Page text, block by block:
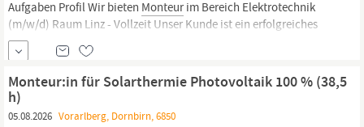
Aufgaben Profil Wir bieten Monteurim Bereich Elektrotechnik
(m/w/d) Raum Linz - Vollzeit Unser Kunde ist ein erfolgreiches
und wachstumsorientiertes Unternehmen im Bereich der
technischen Gebäudeausrüstung. Durch kontinuierliche
Weiterentwicklung, innovative Technologien und den Ausbau
seiner Kompetenzen bietet das Unternehmen spannende
Perspektiven für
Monteur:in für Solarthermie Photovoltaik 100 % (38,5
h)
05.08.2026 Vorarlberg, Dornbirn, 6850